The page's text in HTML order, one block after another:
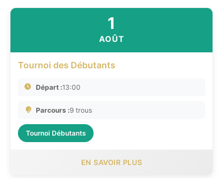
1
AOÛT
Tournoi des Débutants
Départ :13:00
Parcours :9 trous
Tournoi Débutants
EN SAVOIR PLUS